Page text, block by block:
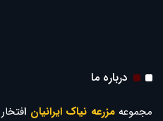
درباره ما
مجموعهمزرعه نیاک ایرانیان ا